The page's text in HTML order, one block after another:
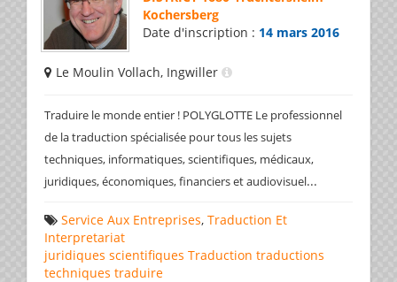
Kochersberg
Date d'inscription : 14 mars 2016
Le Moulin Vollach, Ingwiller
Traduire le monde entier ! POLYGLOTTE Le professionnel
de la traduction spécialisée pour tous les sujets
techniques, informatiques, scientifiques, médicaux,
juridiques, économiques, financiers et audiovisuel...
Service Aux Entreprises, Traduction Et
Interpretariat
juridiques scientifiques Traduction traductions
techniques traduire